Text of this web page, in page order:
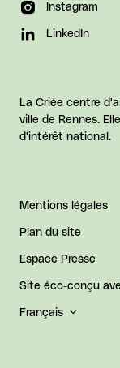
Instagram
LinkedIn
La Criée centre
ville de Rennes.
d'intérêt national.
Mentions légales
Plan du site
Espace Presse
Site éco-conçu
Français